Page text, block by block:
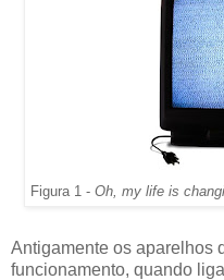
Figura 1 - Oh, my life is
Antigamente os aparelhos
funcionamento, quando